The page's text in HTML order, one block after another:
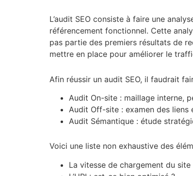
L’audit SEO consiste à faire une
référencement fonctionnel. Cette
pas partie des premiers résultats de
mettre en place pour améliorer le
Afin réussir un audit SEO, il faudrait
Audit On-site : maillage interne,
Audit Off-site : examen des liens
Audit Sémantique : étude
Voici une liste non exhaustive des
La vitesse de chargement du